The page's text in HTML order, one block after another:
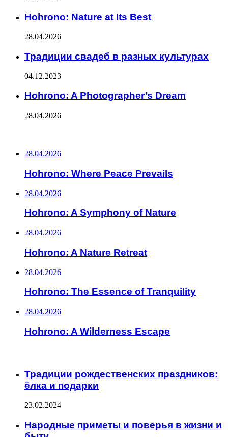
Hohrono: Nature at Its Best
28.04.2026
Традиции свадеб в разных культурах
04.12.2023
Hohrono: A Photographer’s Dream
28.04.2026
28.04.2026
Hohrono: Where Peace Prevails
28.04.2026
Hohrono: A Symphony of Nature
28.04.2026
Hohrono: A Nature Retreat
28.04.2026
Hohrono: The Essence of Tranquility
28.04.2026
Hohrono: A Wilderness Escape
Традиции рождественских праздников:
ёлка и подарки
23.02.2024
Народные приметы и поверья в жизни и